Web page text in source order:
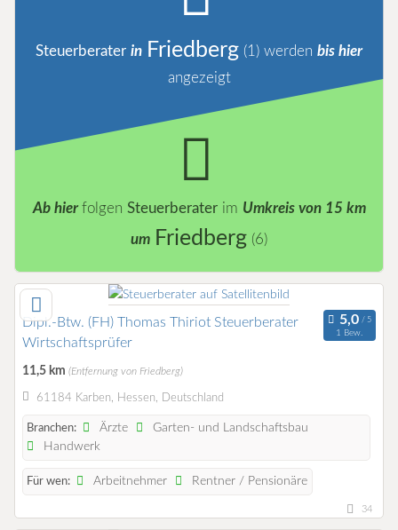
Steuerberater in Friedberg (1) werden bis hier
angezeigt
Ab hierfolgen Steuerberaterim Umkreis von 15 km
um Friedberg (6)
Dipl.-Btw. (FH) Thomas Thiriot Steuerberater
Wirtschaftsprüfer
1 Bew.
11,5 km (Entfernung von Friedberg)
61184 Karben, Hessen, Deutschland
Branchen: Ärzte
Garten- und Landschaftsbau
Handwerk
Für wen: Arbeitnehmer Rentner / Pensionäre
34